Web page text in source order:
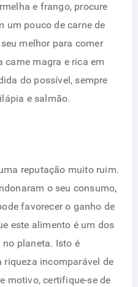
e frango, procure
um pouco de carne de
melhor para comer
carne magra e rica em
do possível, sempre
e salmão.
reputação muito ruim.
o seu consumo,
favorecer o ganho de
este alimento é um dos
planeta. Isto é
riqueza incomparável de
motivo, certifique-se de